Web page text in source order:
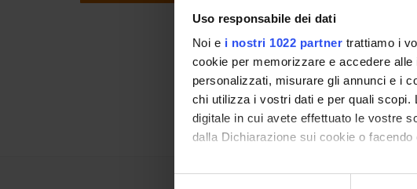
Uso responsabile dei dati
Noi e i nostri 1022 partner trattiamo i
cookie per memorizzare e accedere
personalizzati, misurare gli annunci e i
chi utilizza i vostri dati e per quali
digitale in cui avete effettuato le vostre
dalla Dichiarazione sui cookie o
Con il tuo consenso, vorremmo anche:
Referente
Referente esterno
Data pubblicazione